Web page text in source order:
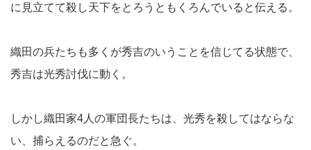
に見立てて殺し天下をとろうともくろんでいると伝える。
織田の兵たちも多くが秀吉のいうことを信じてる状態で、
秀吉は光秀討伐に動く。
しかし織田家4人の軍団長たちは、光秀を殺してはならな
い、捕らえるのだと急ぐ。